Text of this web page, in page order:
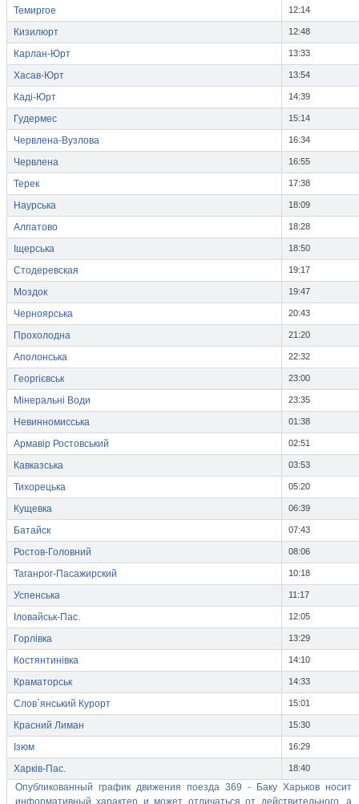
Темиргое 12:14
Кизилюрт 12:48
Карлан-Юрт 13:33
Хасав-Юрт 13:54
Каді-Юрт 14:39
Гудермес 15:14
Червлена-Вузлова 16:34
Червлена 16:55
Терек 17:38
Наурська 18:09
Алпатово 18:28
Іщерська 18:50
Стодеревская 19:17
Моздок 19:47
Черноярська 20:43
Прохолодна 21:20
Аполонська 22:32
Георгієвськ 23:00
Мінеральні Води 23:35
Невинномисська 01:38
Армавір Ростовський 02:51
Кавказська 03:53
Тихорецька 05:20
Кущевка 06:39
Батайск 07:43
Ростов-Головний 08:06
Таганрог-Пасажирский 10:18
Успенська 11:17
Іловайськ-Пас. 12:05
Горлівка 13:29
Костянтинівка 14:10
Краматорськ 14:33
Слов`янський Курорт 15:01
Красний Лиман 15:30
Ізюм 16:29
Харків-Пас. 18:40
Опубликованный график движения поезда 369 - Баку Харьков носит
информативный характер и может отличаться от действительного, а